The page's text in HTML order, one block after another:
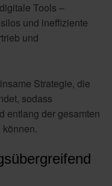
Tools –
und ineffiziente
und
Strategie, die
sodass
entlang der gesamten